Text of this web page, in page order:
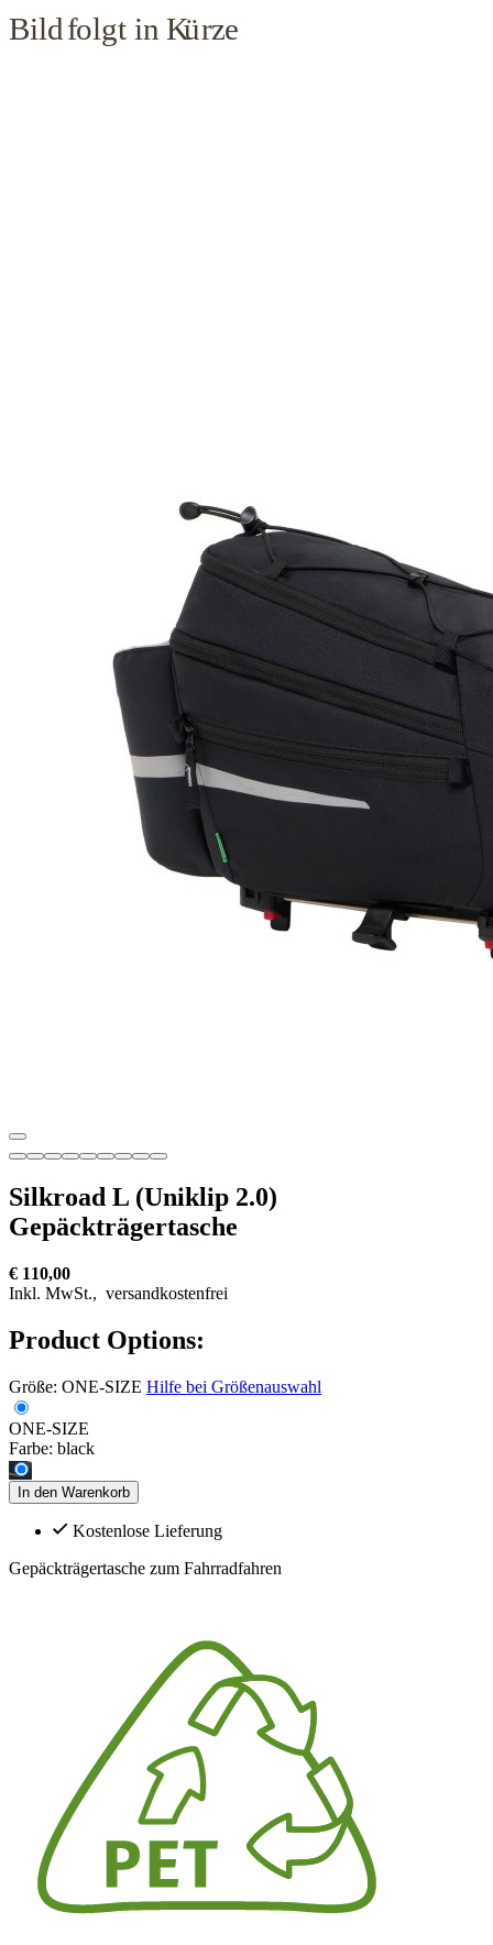
Silkroad L (Uniklip 2.0)
Gepäckträgertasche
€ 110,00
Inkl. MwSt., versandkostenfrei
Product Options:
Größe: ONE-SIZE Hilfe bei Größenauswahl
ONE-SIZE
Farbe: black
In den Warenkorb
Kostenlose Lieferung
Gepäckträgertasche zum Fahrradfahren